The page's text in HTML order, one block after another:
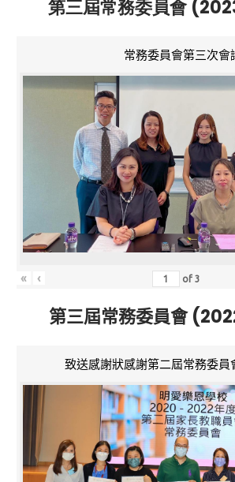
第三屆常務委員會
常務委員會第三次會
« ‹ of3
第三屆常務委員會
致送感謝狀感謝第二屆常務委員